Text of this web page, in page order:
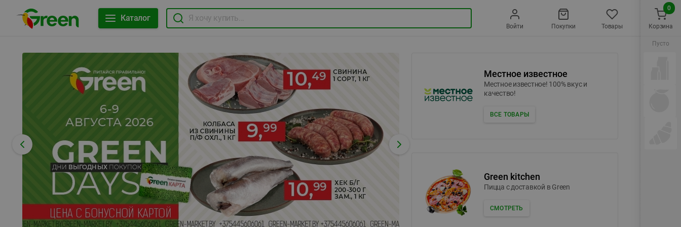
Каталог
Войти Покупки Товары
Местное известное
Местное известное! 100% вкус и
качество!
ВСЕ ТОВАРЫ
Green kitchen
Пицца c доставкой в Green
СМОТРЕТЬ
Корзина
0
Пусто